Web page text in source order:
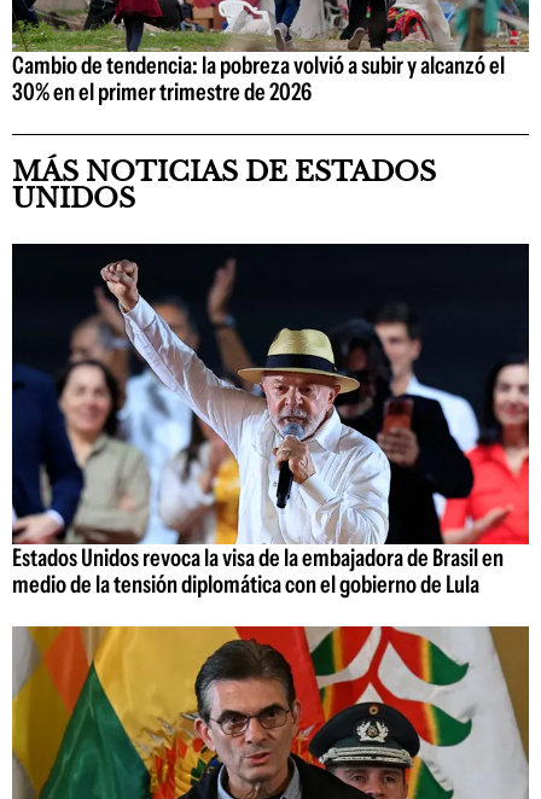
Cambio de tendencia: la pobreza volvió a subir y alcanzó el
30% en el primer trimestre de 2026
MÁS NOTICIAS DE ESTADOS
UNIDOS
Estados Unidos revoca la visa de la embajadora de Brasil en
medio de la tensión diplomática con el gobierno de Lula